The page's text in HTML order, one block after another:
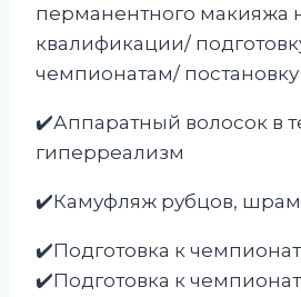
перманентного макияжа
квалификации/
чемпионатам/ постановку
✔️Аппаратный волосок в
гиперреализм
✔️Камуфляж рубцов,
✔️Подготовка к
✔️Подготовка к